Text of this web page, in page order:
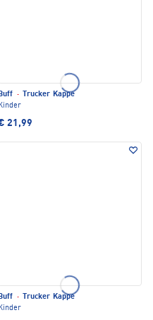
·
Trucker Kappe
21,99
·
Trucker Kappe